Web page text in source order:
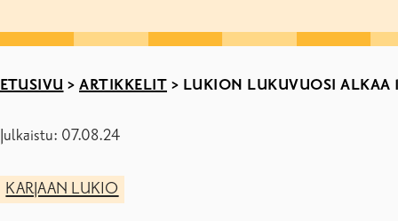
ETUSIVU > ARTIKKELIT > LUKION LUKUVUOSI ALKAA
Julkaistu: 07.08.24
KARJAAN LUKIO